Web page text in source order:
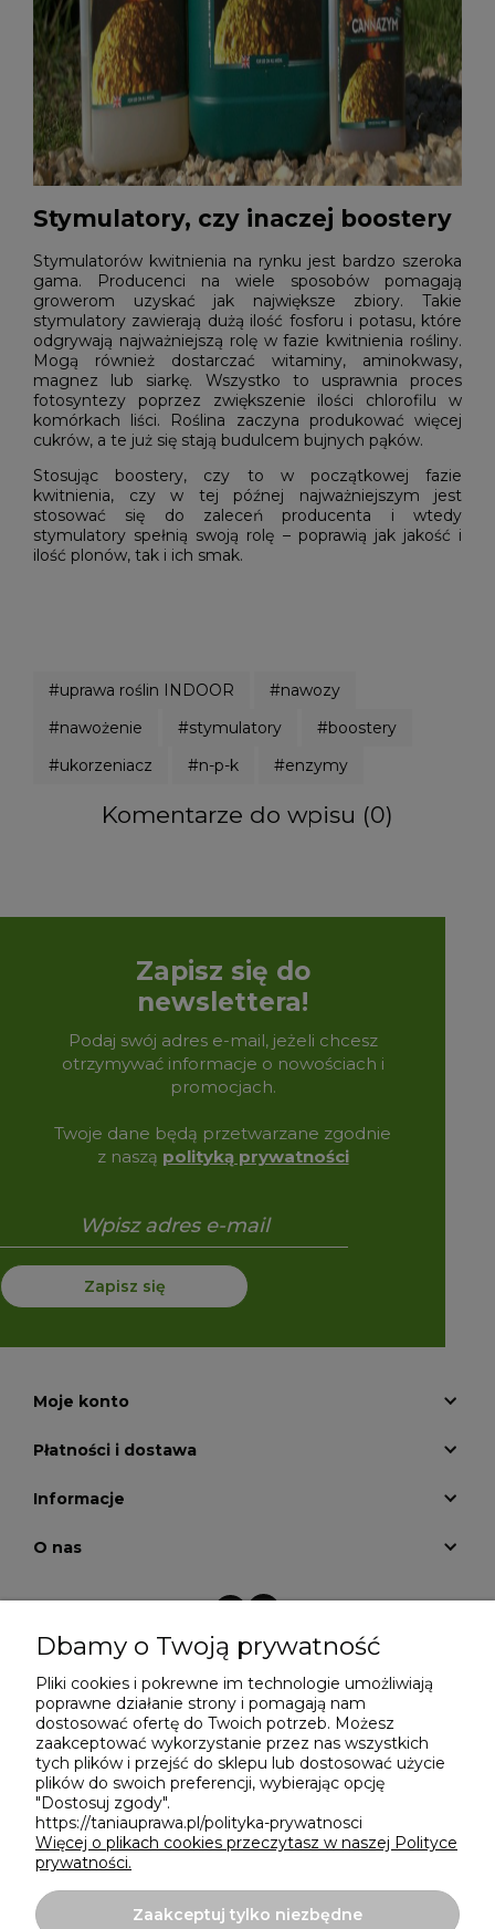
Stymulatory, czy inaczej boostery
Stymulatorów kwitnienia na rynku jest bardzo szeroka
gama. Producenci na wiele sposobów pomagają
growerom uzyskać jak największe zbiory. Takie
stymulatory zawierają dużą ilość fosforu i potasu, które
odgrywają najważniejszą rolę w fazie kwitnienia rośliny.
Mogą również dostarczać witaminy, aminokwasy,
magnez lub siarkę. Wszystko to usprawnia proces
fotosyntezy poprzez zwiększenie ilości chlorofilu w
komórkach liści. Roślina zaczyna produkować więcej
cukrów, a te już się stają budulcem bujnych pąków.
Stosując boostery, czy to w początkowej fazie
kwitnienia, czy w tej późnej najważniejszym jest
stosować się do zaleceń producenta i wtedy
stymulatory spełnią swoją rolę – poprawią jak jakość i
ilość plonów, tak i ich smak.
#uprawa roślin INDOOR
#nawozy
#nawożenie
#stymulatory
#boostery
#ukorzeniacz
#n-p-k #enzymy
Komentarze do wpisu (0)
Zapisz się do
newslettera!
Podaj swój adres e-mail, jeżeli chcesz
otrzymywać informacje o nowościach i
promocjach.
Twoje dane będą przetwarzane zgodnie
z naszą polityką prywatności
Zapisz się
Moje konto
Płatności i dostawa
Informacje
O nas
Projekt i wykonanie:Ecommercy.pl
Dbamy o Twoją prywatność
Pliki cookies i pokrewne im technologie umożliwiają
poprawne działanie strony i pomagają nam
dostosować ofertę do Twoich potrzeb. Możesz
zaakceptować wykorzystanie przez nas wszystkich
tych plików i przejść do sklepu lub dostosować użycie
plików do swoich preferencji, wybierając opcję
"Dostosuj zgody".
https://taniauprawa.pl/polityka-prywatnosci
Więcej o plikach cookies przeczytasz w naszej Polityce
prywatności.
Zaakceptuj tylko niezbędne